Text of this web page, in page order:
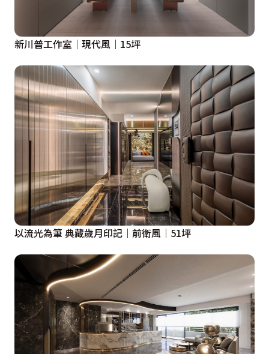
靜的休憩場域，在線條、色彩及建材變化間，看見界陽＆
大司於氛圍轉場熟成的設計態度。
廠商電話
新川普工作室｜現代風｜15坪
以流光為筆 典藏歲月印記｜前衛風｜51坪